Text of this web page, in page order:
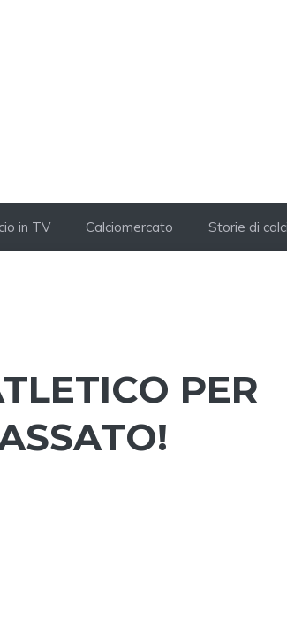
in TV Calciomercato Storie di
PER